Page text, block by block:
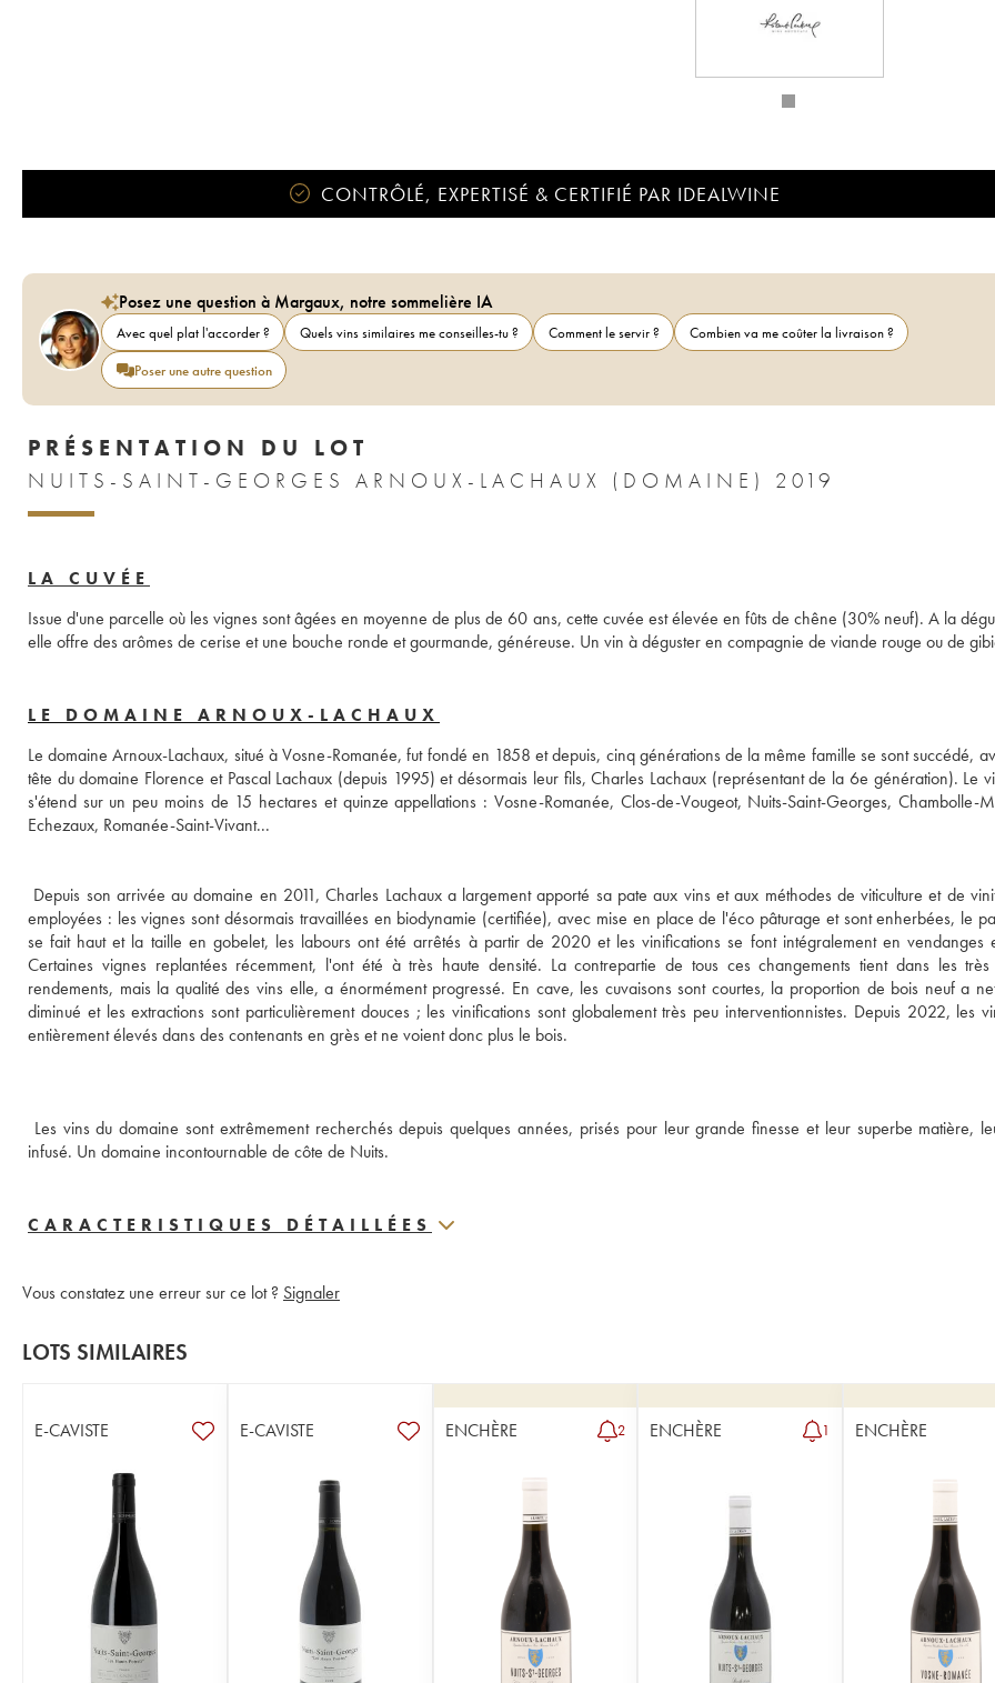
CONTRÔLÉ, EXPERTISÉ & CERTIFIÉ PAR IDEALWINE
Posez une question à Margaux, notre sommelière IA
Avec quel plat l'accorder ? Quels vins similaires me conseilles-tu ? Comment le servir ?
Combien va me coûter la livraison ?
Poser une autre question
PRÉSENTATION DU LOT
NUITS-SAINT-GEORGES ARNOUX-LACHAUX (DOMAINE) 2019
LA CUVÉE
Issue d'une parcelle où les vignes sont âgées en moyenne de plus de 60 ans, cette cuvée est élevée en fûts de chêne (30% neuf). A la
elle offre des arômes de cerise et une bouche ronde et gourmande, généreuse. Un vin à déguster en compagnie de viande rouge ou de
LE DOMAINE ARNOUX-LACHAUX
Le domaine Arnoux-Lachaux, situé à Vosne-Romanée, fut fondé en 1858 et depuis, cinq générations de la même famille se sont succédé,
tête du domaine Florence et Pascal Lachaux (depuis 1995) et désormais leur fils, Charles Lachaux (représentant de la 6e génération). Le
s'étend sur un peu moins de 15 hectares et quinze appellations : Vosne-Romanée, Clos-de-Vougeot, Nuits-Saint-Georges, Chambolle-
Echezaux, Romanée-Saint-Vivant...
Depuis son arrivée au domaine en 2011, Charles Lachaux a largement apporté sa pate aux vins et aux méthodes de viticulture et de
employées : les vignes sont désormais travaillées en biodynamie (certifiée), avec mise en place de l'éco pâturage et sont enherbées, le
se fait haut et la taille en gobelet, les labours ont été arrêtés à partir de 2020 et les vinifications se font intégralement en vendanges
Certaines vignes replantées récemment, l'ont été à très haute densité. La contrepartie de tous ces changements tient dans les très
rendements, mais la qualité des vins elle, a énormément progressé. En cave, les cuvaisons sont courtes, la proportion de bois neuf a
diminué et les extractions sont particulièrement douces ; les vinifications sont globalement très peu interventionnistes. Depuis 2022, les
entièrement élevés dans des contenants en grès et ne voient donc plus le bois.
Les vins du domaine sont extrêmement recherchés depuis quelques années, prisés pour leur grande finesse et leur superbe matière,
infusé. Un domaine incontournable de côte de Nuits.
CARACTERISTIQUES DÉTAILLÉES
Vous constatez une erreur sur ce lot ? Signaler
LOTS SIMILAIRES
E-CAVISTE E-CAVISTE ENCHÈRE 2 ENCHÈRE 1 ENCHÈRE